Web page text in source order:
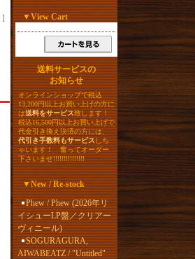
］ ▼View Cart
送料サービスの
お知らせ
オンラインショップで税込
13,200円以上お買い上げの方に
は送料をサービス致します！
税込16,500円以上お買い上げで
代金引き換え決済の方には、
代引き手数料もサービスしち
ゃいます！ 奮ってオーダー
下さいませ!!!!!!!!!!!!!!!
▼New / Re-stock
Phew / Phew (2026年リ
イシューLP盤／クリアー
ヴィニール)
SOGURAGURA,
AIWABEATZ / "Untitled"